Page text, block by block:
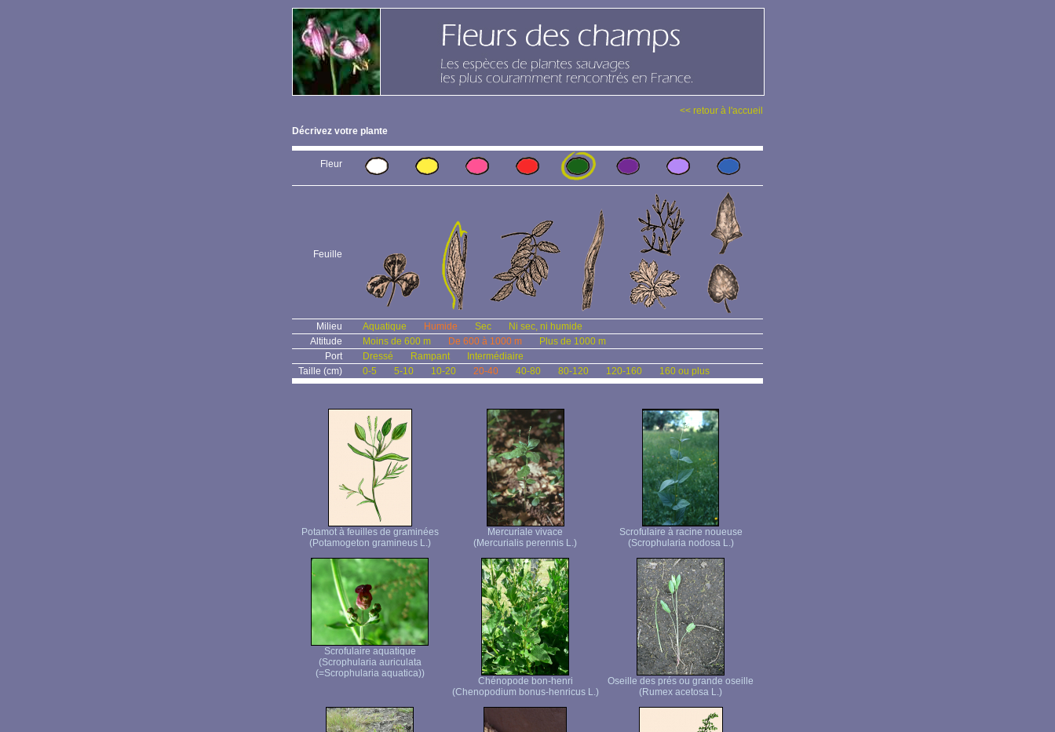
<< retour à l'accueil
Décrivez votre plante
Fleur
Feuille
Milieu Aquatique Humide Sec
Ni sec, ni humide
Altitude
Moins de 600 m De 600 à 1000 m
Plus de 1000 m
Port
Dressé Rampant
Intermédiaire
Taille (cm)
0-5 5-10 10-20 20-40 40-80 80-120 120-160 160 ou plus
Potamot à feuilles de graminées
(Potamogeton gramineus L.)
Mercuriale vivace
(Mercurialis perennis L.)
Scrofulaire à racine noueuse
(Scrophularia nodosa L.)
Scrofulaire aquatique
(Scrophularia auriculata
(=Scrophularia aquatica))
Chénopode bon-henri
(Chenopodium bonus-henricus L.)
Oseille des prés ou grande oseille
(Rumex acetosa L.)